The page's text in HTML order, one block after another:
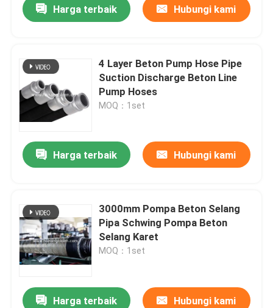
Harga terbaik Hubungi kami
4 Layer Beton Pump Hose Pipe
Suction Discharge Beton Line
Pump Hoses
MOQ：1set
Harga terbaik Hubungi kami
3000mm Pompa Beton Selang
Pipa Schwing Pompa Beton
Selang Karet
MOQ：1set
Harga terbaik Hubungi kami